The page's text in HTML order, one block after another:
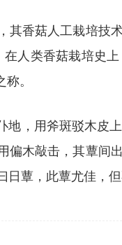
香菇人工栽培技
人类香菇栽培史
。
，用斧斑驳木皮
木敲击，其蕈间
蕈，此蕈尤佳，